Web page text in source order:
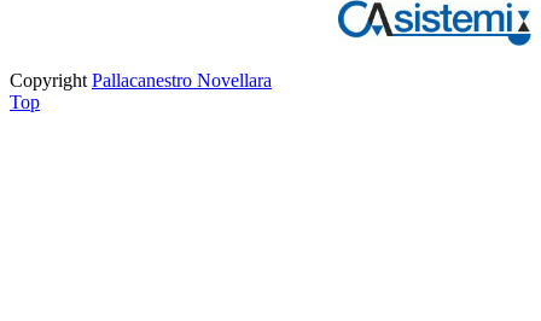
Copyright Pallacanestro Novellara
Top